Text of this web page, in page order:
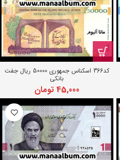
کد366 اسکناس جمهوری 50000 ریال جفت
بانکی
45,000 تومان